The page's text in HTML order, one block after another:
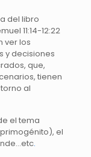
del libro
11:14-12:22
ver los
y decisiones
que,
tienen
al
el tema
el
.